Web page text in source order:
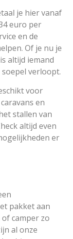
je hier vanaf
euro per
en de
Of je nu je
altijd iemand
verloopt.
voor
en
stallen van
altijd even
er
pakket aan
camper zo
al onze